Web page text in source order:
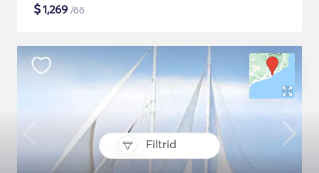
Filtrid
$1,269 /öö